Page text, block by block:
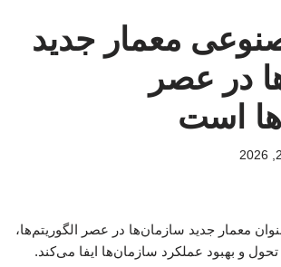
معمار جدید
در عصر
است
معمار جدید سازمان‌ها در عصر الگوریتم‌ها،
و بهبود عملکرد سازمان‌ها ایفا می‌کند.